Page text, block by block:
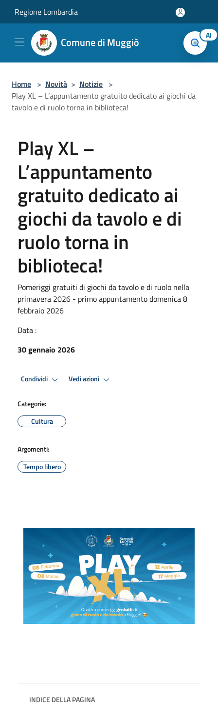
Regione Lombardia
Comune di Muggiò AI
Home > Novità > Notizie >
Play XL – L’appuntamento gratuito dedicato ai giochi da
tavolo e di ruolo torna in biblioteca!
Play XL –
L’appuntamento
gratuito dedicato ai
giochi da tavolo e di
ruolo torna in
biblioteca!
Pomeriggi gratuiti di giochi da tavolo e di ruolo nella
primavera 2026 - primo appuntamento domenica 8
febbraio 2026
Data :
30 gennaio 2026
Condividi Vedi azioni
Categorie:
Cultura
Argomenti:
Tempo libero
INDICE DELLA PAGINA